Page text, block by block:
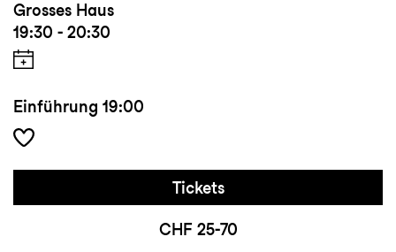
Grosses Haus
19:30 - 20:30
Einführung 19:00
Tickets
CHF 25-70